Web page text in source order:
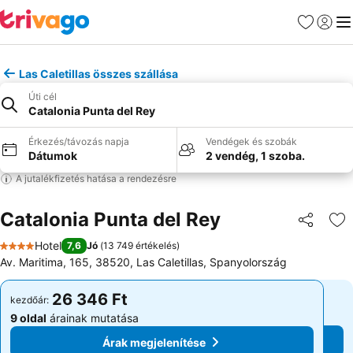
Kedvencek
Las Caletillas összes szállása
Úti cél
Catalonia Punta del Rey
Érkezés/távozás napja
Dátumok
Vendégek és szobák
2 vendég, 1 szoba.
A jutalékfizetés hatása a rendezésre
Catalonia Punta del Rey
4 Kategória
Hotel 7,6 Jó (13 749 értékelés)
Av. Maritima, 165, 38520, Las Caletillas, Spanyolország
kezdőár: 26 346 Ft
9 oldal árainak mutatása
Árak megjelenítése
kezdőár: 26 346 Ft
9 oldal árainak mutatása
Árak megjelenítése